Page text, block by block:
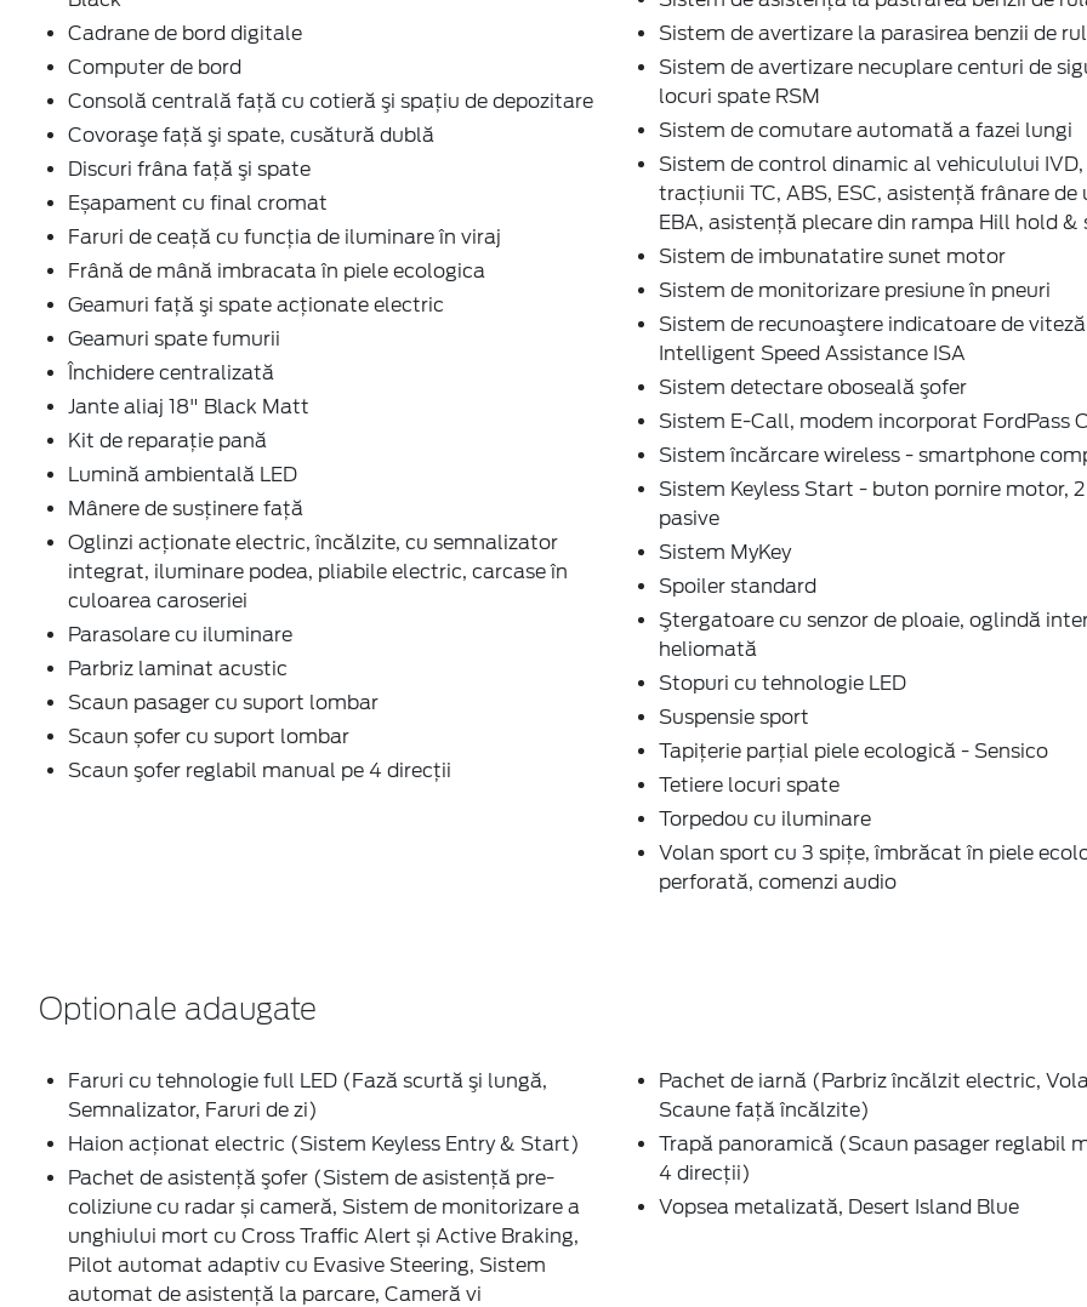
Cadrane de bord digitale
Computer de bord
Consolă centrală față cu cotieră şi spaţiu de depozitare
Covoraşe faţă şi spate, cusătură dublă
Discuri frâna faţă şi spate
Eșapament cu final cromat
Faruri de ceaţă cu funcţia de iluminare în viraj
Frână de mână imbracata în piele ecologica
Geamuri faţă şi spate acţionate electric
Geamuri spate fumurii
Închidere centralizată
Jante aliaj 18" Black Matt
Kit de reparaţie pană
Lumină ambientală LED
Mânere de susţinere faţă
Oglinzi acţionate electric, încălzite, cu semnalizator
integrat, iluminare podea, pliabile electric, carcase în
culoarea caroseriei
Parasolare cu iluminare
Parbriz laminat acustic
Scaun pasager cu suport lombar
Scaun șofer cu suport lombar
Scaun şofer reglabil manual pe 4 direcții
Sistem de avertizare la parasirea benzii de
Sistem de avertizare necuplare centuri de
locuri spate RSM
Sistem de comutare automată a fazei lungi
Sistem de control dinamic al vehiculului
tracțiunii TC, ABS, ESC, asistență frânare de
EBA, asistență plecare din rampa Hill hold &
Sistem de imbunatatire sunet motor
Sistem de monitorizare presiune în pneuri
Sistem de recunoaştere indicatoare de
Intelligent Speed Assistance ISA
Sistem detectare oboseală şofer
Sistem E-Call, modem incorporat FordPass
Sistem încărcare wireless - smartphone
Sistem Keyless Start - buton pornire motor,
pasive
Sistem MyKey
Spoiler standard
Ştergatoare cu senzor de ploaie, oglindă
heliomată
Stopuri cu tehnologie LED
Suspensie sport
Tapiţerie parţial piele ecologică - Sensico
Tetiere locuri spate
Torpedou cu iluminare
Volan sport cu 3 spițe, îmbrăcat în piele
perforată, comenzi audio
Optionale adaugate
Faruri cu tehnologie full LED (Fază scurtă şi lungă,
Semnalizator, Faruri de zi)
Haion acționat electric (Sistem Keyless Entry & Start)
Pachet de asistenţă şofer (Sistem de asistenţă pre-
coliziune cu radar și cameră, Sistem de monitorizare a
unghiului mort cu Cross Traffic Alert și Active Braking,
Pilot automat adaptiv cu Evasive Steering, Sistem
automat de asistență la parcare, Cameră vi
Pachet de iarnă (Parbriz încălzit electric,
Scaune faţă încălzite)
Trapă panoramică (Scaun pasager reglabil
4 direcții)
Vopsea metalizată, Desert Island Blue